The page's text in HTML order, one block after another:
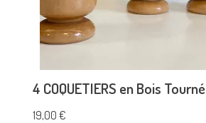
4 COQUETIERS en Bois
19,00 €